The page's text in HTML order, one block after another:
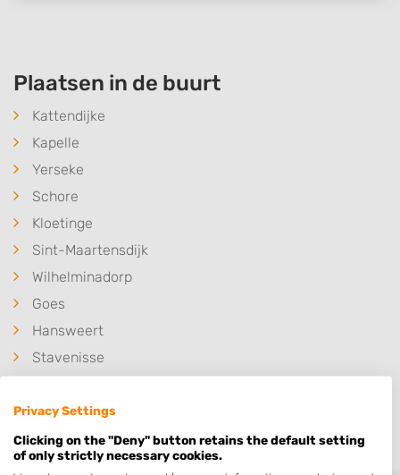
Plaatsen in de buurt
Kattendijke
Kapelle
Yerseke
Schore
Kloetinge
Sint-Maartensdijk
Wilhelminadorp
Goes
Hansweert
Stavenisse
Scherpenisse
Privacy Settings
Clicking on the "Deny" button retains the default setting
of only strictly necessary cookies.